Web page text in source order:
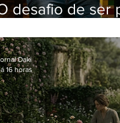
desafio de ser
Daki
16 horas